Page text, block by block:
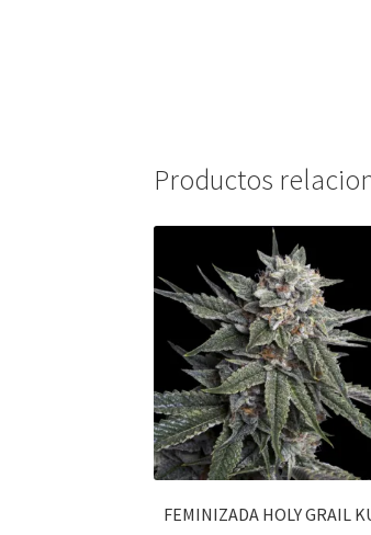
Productos
FEMINIZADA HOLY GRAIL